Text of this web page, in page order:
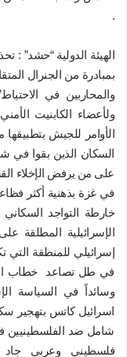
.
الهيئة الدولية “حشد” :
بمبادرة من الجنرال
ولأعضاء الكابنيت
الأوامر للجيش
السكان الذين بقوا في
على من يرفض الإخلاء
في غزة بذهنية أكثر
خارطة التواجد
الإسرائيلية المطلقة
إسرائيلي للمنطقة التي
في طل تصاعد خطاب
وسائداً في السياسة
اسرائيل كاتس بتهجير
شامل ضد الفلسطينيين
فلسطيني وعربي جاد